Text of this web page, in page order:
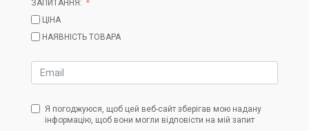
ЗАПИТАННЯ:
ЦІНА
НАЯВНІСТЬ ТОВАРА
Я погоджуюся, щоб цей веб-сайт зберігав мою надану
інформацію, щоб вони могли відповісти на мій запит